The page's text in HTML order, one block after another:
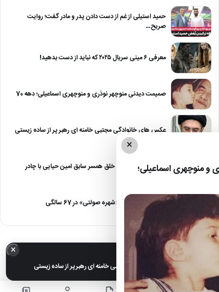
حمید استیلی از غم از دست دادن پدر و مادر گفت؛ روایت
صریح…
معرفی ۶ مینی سریال ۲۰۲۵ که نباید از دست بدهید!
صمیمت دیدنی منوچهر نوذری و منوچهری اسماعیلی؛ دهه 70
عکس های خانوادگی مجتبی خامنه ای رهبر پر از ساده زیستی
عکس| نیلوفر خوش خلق همسر سابق امین حیایی با چادر
عکس| تغییر چهره «شهره صولتی» در 67 سالگی
×
منوچهری اسماعیلی؛
× خبر مهم
عکس های خانوادگی مجتبی خامنه ای رهبر پر از ساده زیستی